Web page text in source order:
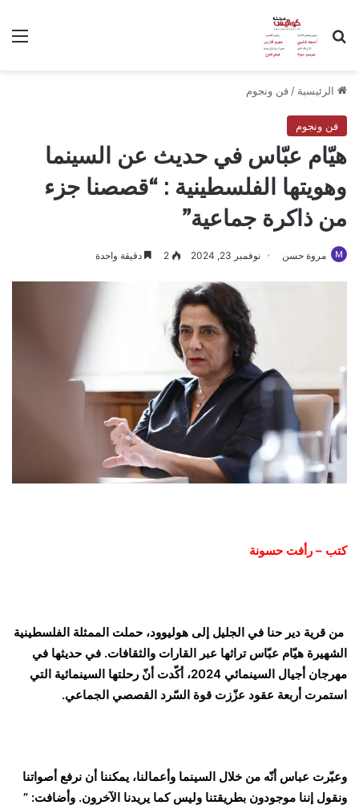
بحث عن
الرئيسية / فن ونجوم
فن ونجوم
هيّام عبّاس في حديث عن السينما
وهويتها الفلسطينية : “قصصنا جزء
من ذاكرة جماعية”
مروة حسن نوفمبر 23, 2024 2 دقيقة واحدة
كتب – رأفت حسونة
من قرية دير حنا في الجليل إلى هوليوود، حملت الممثلة الفلسطينية
الشهيرة هيّام عبّاس تراثها عبر القارات والثقافات. في حديثها في
مهرجان أجيال السينمائي 2024، أكّدت أنّ رحلتها السينمائية التي
استمرت أربعة عقود عزّزت قوة السّرد القصصي الجماعي.
وعبّرت عباس أنّه من خلال السينما وأعمالنا، يمكننا أن نرفع أصواتنا
ونقول إننا موجودون بطريقتنا وليس كما يريدنا الآخرون. وأضافت: ”